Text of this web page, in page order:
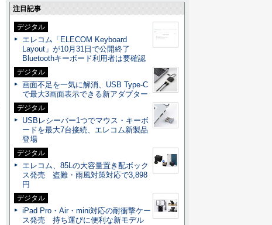
注目記事
デジタル
エレコム「ELECOM Keyboard
Layout」が10月31日で公開終了
Bluetoothキーボード利用者は要確認
デジタル
画面不足を一気に解消、USB Type-C
で最大3画面表示できる新アダプター
デジタル
USBレシーバー1つでマウス・キーボ
ードを最大7台接続、エレコム新製品
登場
デジタル
エレコム、85Lの大容量置き配ボック
ス発売 盗難・雨風対策対応で3,898
円
デジタル
iPad Pro・Air・mini対応の耐衝撃ケー
ス発売 持ち運びに便利な新モデル